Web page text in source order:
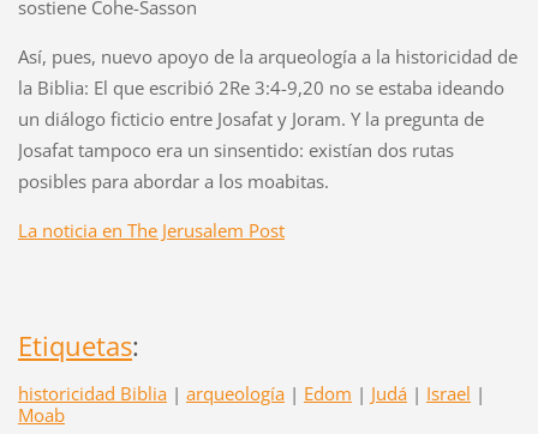
sostiene Cohe-Sasson
Así, pues, nuevo apoyo de la arqueología a la historicidad de
la Biblia: El que escribió 2Re 3:4-9,20 no se estaba ideando
un diálogo ficticio entre Josafat y Joram. Y la pregunta de
Josafat tampoco era un sinsentido: existían dos rutas
posibles para abordar a los moabitas.
La noticia en The Jerusalem Post
Etiquetas:
historicidad Biblia | arqueología | Edom | Judá | Israel |
Moab